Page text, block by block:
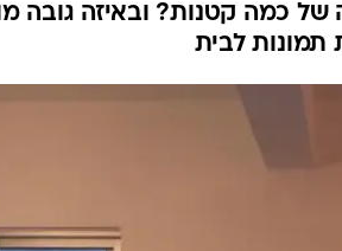
של כמה קטנות? ובאיזה גובה
תמונות לבית